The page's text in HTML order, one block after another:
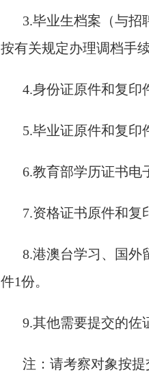
3.毕业生档案（与招
按有关规定办理调档手续
4.身份证原件和复印
5.毕业证原件和复印
6.教育部学历证书电
7.资格证书原件和复
8.港澳台学习、国外
件1份。
9.其他需要提交的佐
注：请考察对象按